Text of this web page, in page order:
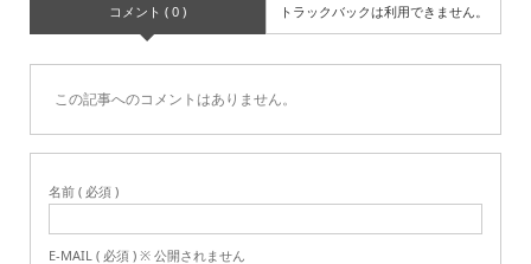
コメント ( 0 ) トラックバックは利用できません。
この記事へのコメントはありません。
名前 ( 必須 )
E-MAIL ( 必須 ) ※ 公開されません